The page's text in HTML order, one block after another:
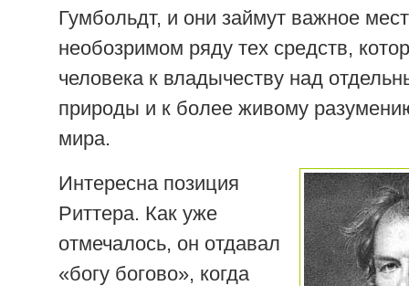
Гумбольдт, и они займут важное
необозримом ряду тех средств,
человека к владычеству над
природы и к более живому
мира.
Интересна позиция
Риттера. Как уже
отмечалось, он отдавал
«богу богово», когда